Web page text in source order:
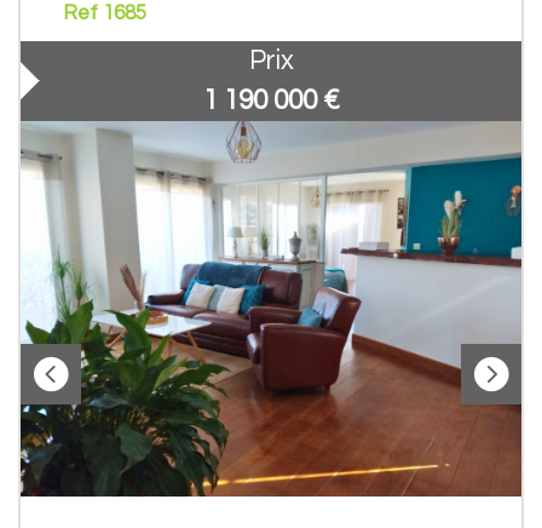
Ref 1685
Prix
1 190 000 €